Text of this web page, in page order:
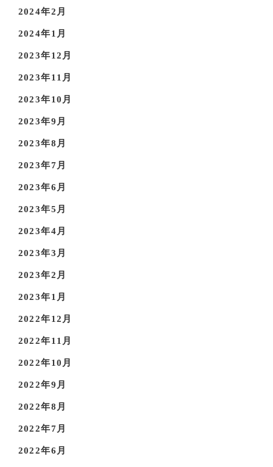
2024年2月
2024年1月
2023年12月
2023年11月
2023年10月
2023年9月
2023年8月
2023年7月
2023年6月
2023年5月
2023年4月
2023年3月
2023年2月
2023年1月
2022年12月
2022年11月
2022年10月
2022年9月
2022年8月
2022年7月
2022年6月